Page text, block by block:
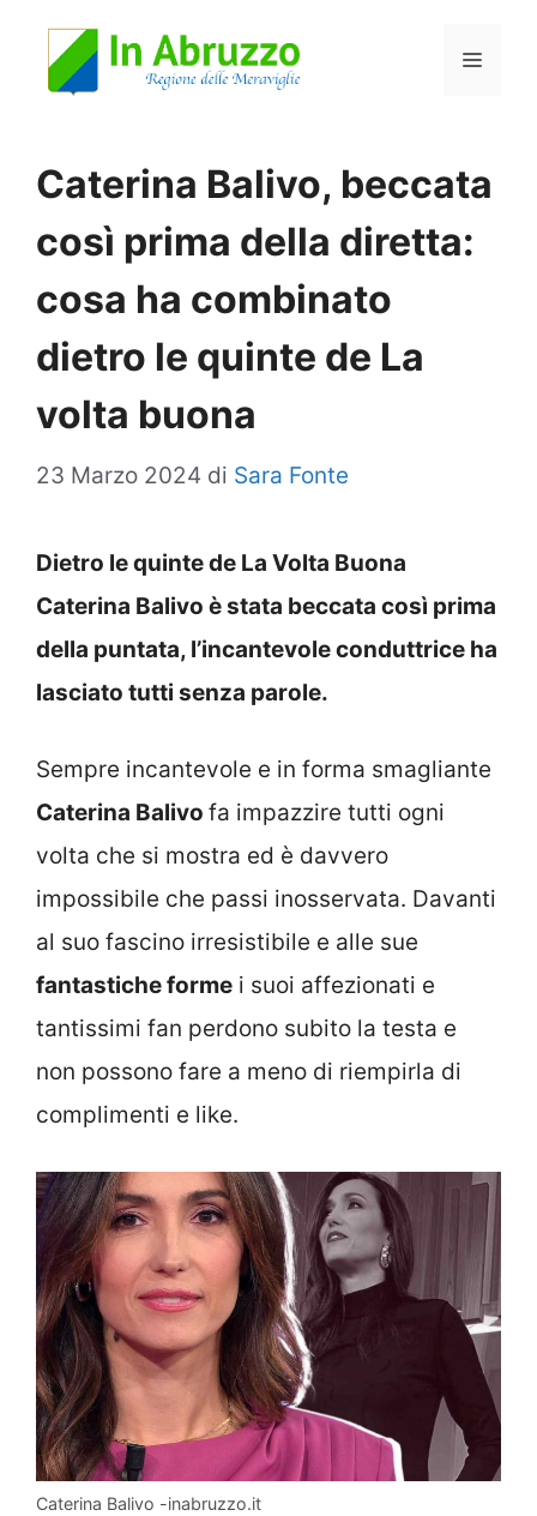
Menu
Caterina Balivo, beccata
così prima della diretta:
cosa ha combinato
dietro le quinte de La
volta buona
23 Marzo 2024 di Sara Fonte
Dietro le quinte de La Volta Buona
Caterina Balivo è stata beccata così prima
della puntata, l’incantevole conduttrice ha
lasciato tutti senza parole.
Sempre incantevole e in forma smagliante
Caterina Balivo fa impazzire tutti ogni
volta che si mostra ed è davvero
impossibile che passi inosservata. Davanti
al suo fascino irresistibile e alle sue
fantastiche forme i suoi affezionati e
tantissimi fan perdono subito la testa e
non possono fare a meno di riempirla di
complimenti e like.
Caterina Balivo -inabruzzo.it